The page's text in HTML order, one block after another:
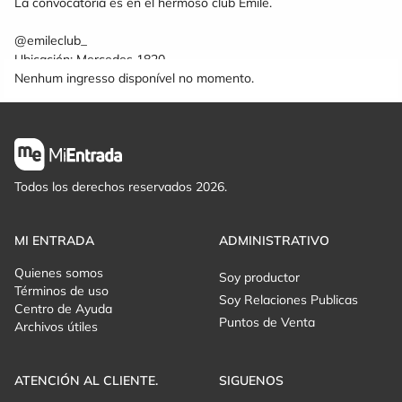
@emileclub_
Ubicación: Mercedes 1820
Nenhum ingresso disponível no momento.
Todos los derechos reservados 2026.
MI ENTRADA
Quienes somos
Términos de uso
Centro de Ayuda
Archivos útiles
ADMINISTRATIVO
Soy productor
Soy Relaciones Publicas
Puntos de Venta
ATENCIÓN AL CLIENTE. SIGUENOS